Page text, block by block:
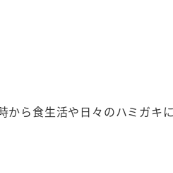
ら食生活や日々のハミガ